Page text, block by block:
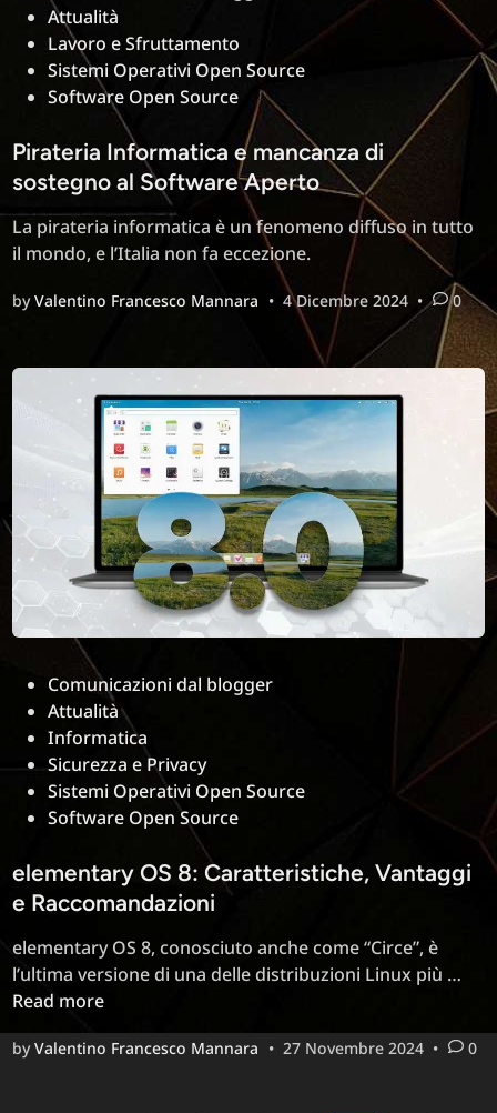
Attualità
Lavoro e Sfruttamento
Sistemi Operativi Open Source
Software Open Source
Pirateria Informatica e mancanza di
sostegno al Software Aperto
La pirateria informatica è un fenomeno diffuso in tutto
il mondo, e l’Italia non fa eccezione.
byValentino Francesco Mannara • 4 Dicembre 2024 • 0
PostedComunicazioni dal blogger
Attualità
Informatica
Sicurezza e Privacy
Sistemi Operativi Open Source
Software Open Source
elementary OS 8: Caratteristiche, Vantaggi
e Raccomandazioni
elementary OS 8, conosciuto anche come “Circe”, è
l’ultima versione di una delle distribuzioni Linux più …
Read more
byValentino Francesco Mannara • 27 Novembre 2024 • 0